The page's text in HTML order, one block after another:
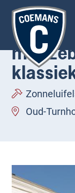
met
Oud-